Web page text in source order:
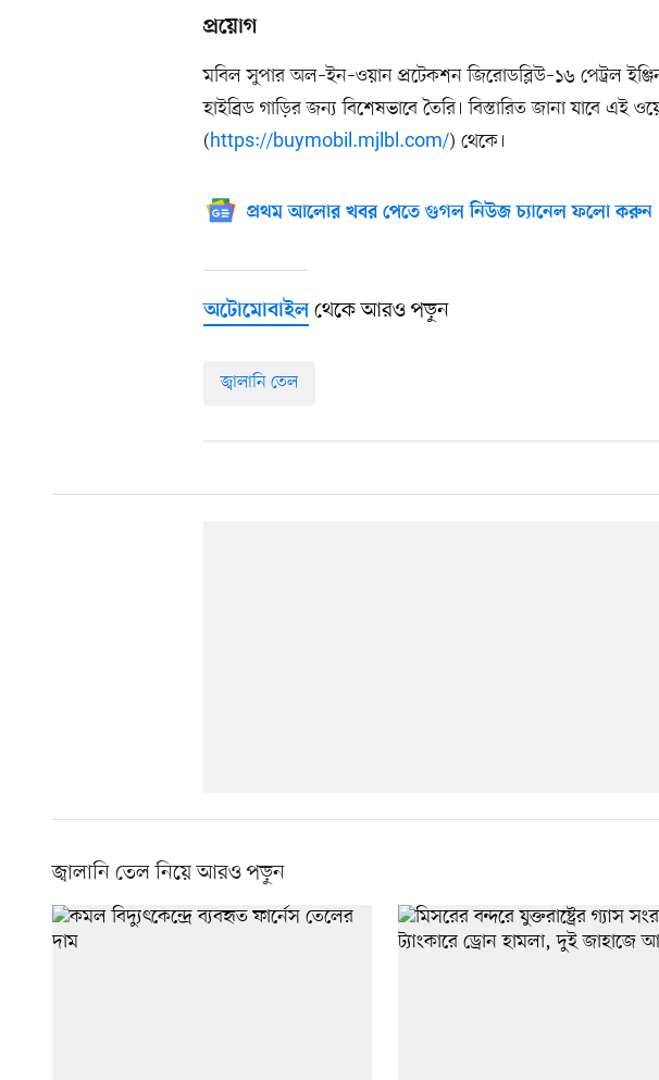
প্রয়োগ
মবিল সুপার অল–ইন–ওয়ান প্রটেকশন জিরোডব্লিউ–১৬ পেট্রল
হাইব্রিড গাড়ির জন্য বিশেষভাবে তৈরি। বিস্তারিত জানা যাবে এই
(https://buymobil.mjlbl.com/) থেকে।
প্রথম আলোর খবর পেতে গুগল নিউজ চ্যানেল ফলো করুন
অটোমোবাইল থেকে আরও পড়ুন
জ্বালানি তেল
জ্বালানি তেল নিয়ে আরও পড়ুন